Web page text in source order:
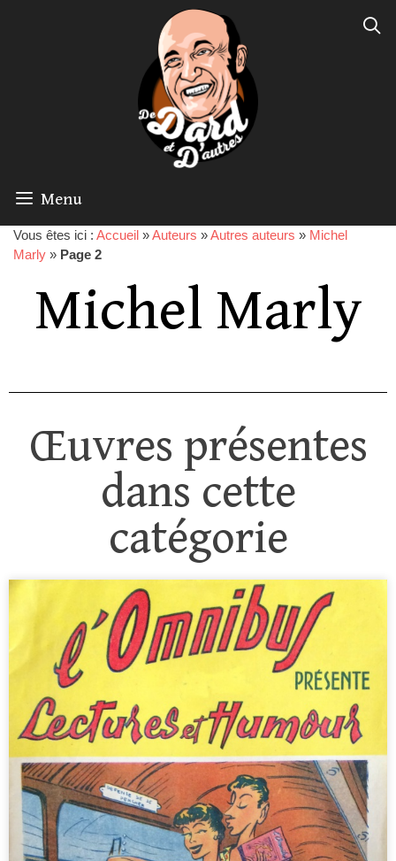
Menu
Vous êtes ici : Accueil »Auteurs »Autres auteurs » Michel
Marly » Page 2
Michel Marly
Œuvres présentes
dans cette
catégorie